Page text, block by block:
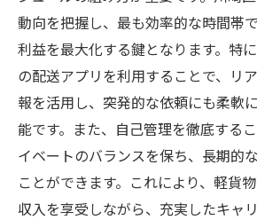
動向を把握し、最も効率的な時間帯
利益を最大化する鍵となります。特
の配送アプリを利用することで、リ
報を活用し、突発的な依頼にも柔軟
能です。また、自己管理を徹底する
イベートのバランスを保ち、長期的
ことができます。これにより、軽貨
収入を享受しながら、充実したキャ